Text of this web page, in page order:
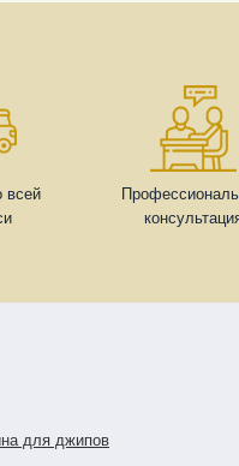
всей
для джипов